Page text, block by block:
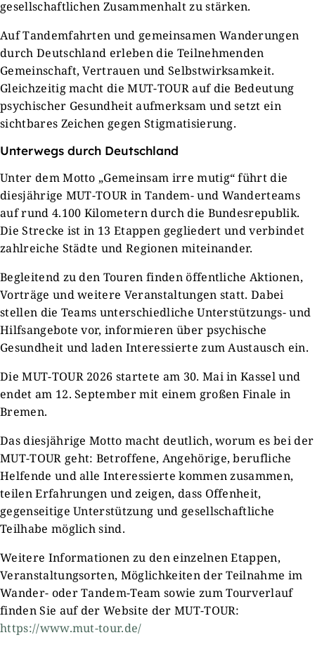
gesellschaftlichen Zusammenhalt zu stärken.
Auf Tandemfahrten und gemeinsamen Wanderungen
durch Deutschland erleben die Teilnehmenden
Gemeinschaft, Vertrauen und Selbstwirksamkeit.
Gleichzeitig macht die MUT-TOUR auf die Bedeutung
psychischer Gesundheit aufmerksam und setzt ein
sichtbares Zeichen gegen Stigmatisierung.
Unterwegs durch Deutschland
Unter dem Motto „Gemeinsam irre mutig“ führt die
diesjährige MUT-TOUR in Tandem- und Wanderteams
auf rund 4.100 Kilometern durch die Bundesrepublik.
Die Strecke ist in 13 Etappen gegliedert und verbindet
zahlreiche Städte und Regionen miteinander.
Begleitend zu den Touren finden öffentliche Aktionen,
Vorträge und weitere Veranstaltungen statt. Dabei
stellen die Teams unterschiedliche Unterstützungs- und
Hilfsangebote vor, informieren über psychische
Gesundheit und laden Interessierte zum Austausch ein.
Die MUT-TOUR 2026 startete am 30. Mai in Kassel und
endet am 12. September mit einem großen Finale in
Bremen.
Das diesjährige Motto macht deutlich, worum es bei der
MUT-TOUR geht: Betroffene, Angehörige, berufliche
Helfende und alle Interessierte kommen zusammen,
teilen Erfahrungen und zeigen, dass Offenheit,
gegenseitige Unterstützung und gesellschaftliche
Teilhabe möglich sind.
Weitere Informationen zu den einzelnen Etappen,
Veranstaltungsorten, Möglichkeiten der Teilnahme im
Wander- oder Tandem-Team sowie zum Tourverlauf
finden Sie auf der Website der MUT-TOUR:
https://www.mut-tour.de/